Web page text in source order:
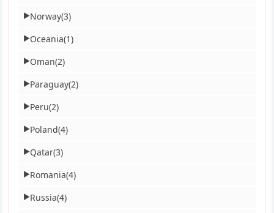
▶Norway(3)
▶Oceania(1)
▶Oman(2)
▶Paraguay(2)
▶Peru(2)
▶Poland(4)
▶Qatar(3)
▶Romania(4)
▶Russia(4)